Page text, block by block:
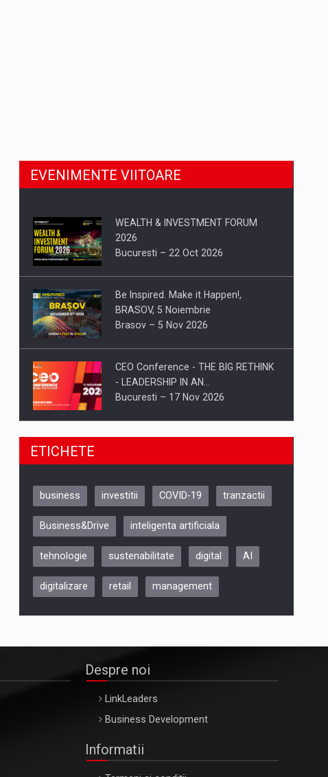
EVENIMENTE VIITOARE
WEALTH & INVESTMENT FORUM
2026
Bucuresti – 22 Oct 2026
Be Inspired. Make it Happen!,
BRASOV, 5 Noiembrie
Brasov – 5 Nov 2026
CEO Conference - THE BIG RETHINK
- LEADERSHIP IN AN…
Bucuresti – 17 Nov 2026
Be Inspired. Make it Happen!, CLUJ, 9
ARTEMIS LETO, ORADEA, 8
Oradea – 8 Oct 2026
ETICHETE
business investitii COVID-19 tranzactii
Business&Drive inteligenta artificiala
tehnologie sustenabilitate digital AI
digitalizare retail management
Despre noi
LinkLeaders
Business Development
Informatii